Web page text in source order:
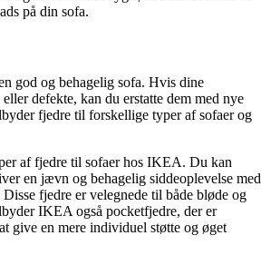
på din sofa.
god og behagelig sofa. Hvis dine
defekte, kan du erstatte dem med nye
fjedre til forskellige typer af sofaer og
af fjedre til sofaer hos IKEA. Du kan
en jævn og behagelig siddeoplevelse med
fjedre er velegnede til både bløde og
IKEA også pocketfjedre, der er
give en mere individuel støtte og øget